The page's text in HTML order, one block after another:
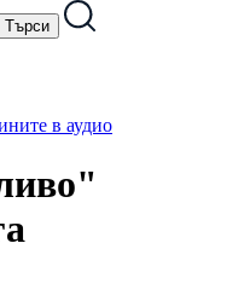
в аудио